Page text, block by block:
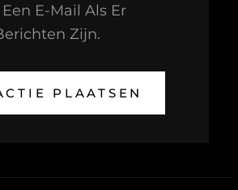
E-Mail Als Er
Zijn.